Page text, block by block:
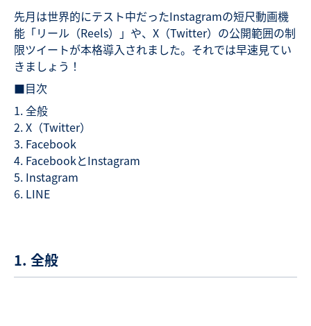
先月は世界的にテスト中だったInstagramの短尺動画機
能「リール（Reels）」や、X（Twitter）の公開範囲の制
限ツイートが本格導入されました。それでは早速見てい
きましょう！
■目次
全般
X（Twitter）
Facebook
FacebookとInstagram
Instagram
LINE
1. 全般